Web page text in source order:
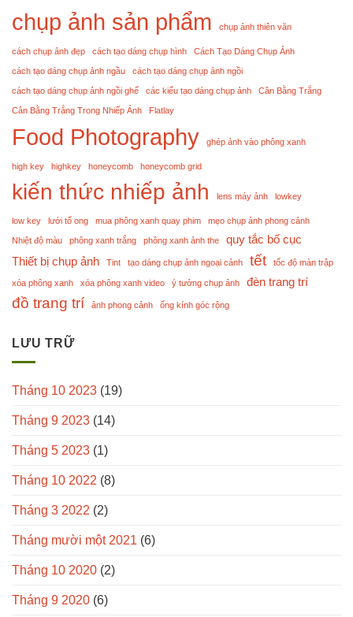
chụp ảnh sản phẩm chụp ảnh thiên văn
cách chụp ảnh đẹp cách tạo dáng chụp hình Cách Tạo Dáng Chụp Ảnh
cách tạo dáng chụp ảnh ngầu cách tạo dáng chụp ảnh ngồi
cách tạo dáng chụp ảnh ngồi ghế các kiểu tạo dáng chụp ảnh Cân Bằng Trắng
Cân Bằng Trắng Trong Nhiếp Ảnh Flatlay
Food Photography ghép ảnh vào phông xanh
high key highkey honeycomb honeycomb grid
kiến thức nhiếp ảnh lens máy ảnh lowkey
low key lưới tổ ong mua phông xanh quay phim mẹo chụp ảnh phong cảnh
Nhiệt độ màu phông xanh trắng phông xanh ảnh the
quy tắc bố cục
Thiết bị chụp ảnh
Tint tạo dáng chụp ảnh ngoại cảnh tết tốc độ màn trập
xóa phông xanh xóa phông xanh video ý tưởng chụp ảnh đèn trang trí
đồ trang trí ảnh phong cảnh ống kính góc rộng
LƯU TRỮ
Tháng 10 2023 (19)
Tháng 9 2023 (14)
Tháng 5 2023 (1)
Tháng 10 2022 (8)
Tháng 3 2022 (2)
Tháng mười một 2021 (6)
Tháng 10 2020 (2)
Tháng 9 2020 (6)